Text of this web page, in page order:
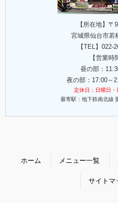
【所在地】〒
宮城県仙台市若
【TEL】 022-
【営業時
昼の部：
夜の部：17:00～
定休日：日曜日・
最寄駅：地下鉄南北線
ホーム メニュー一覧
サイトマ